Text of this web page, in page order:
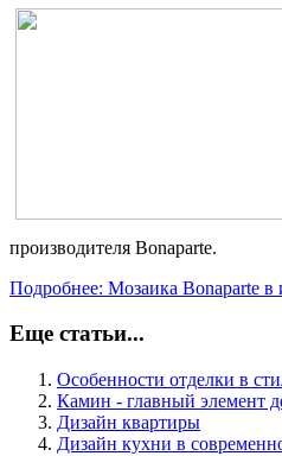
производителя Bonaparte.
Подробнее: Мозаика Bonaparte в
Еще статьи...
Особенности отделки в
Камин - главный элемент
Дизайн квартиры
Дизайн кухни в